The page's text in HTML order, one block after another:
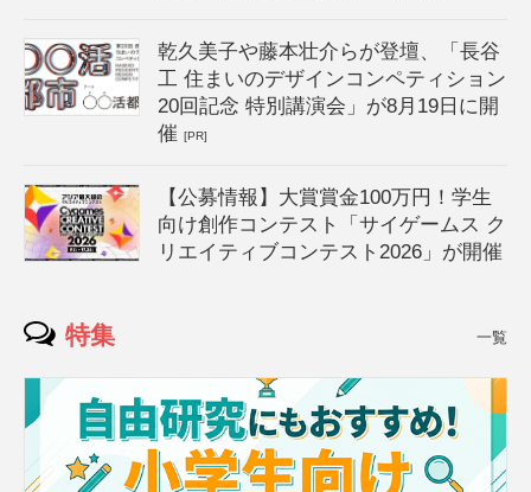
乾久美子や藤本壮介らが登壇、「長谷
工 住まいのデザインコンペティション
20回記念 特別講演会」が8月19日に開
催[PR]
【公募情報】大賞賞金100万円！学生
向け創作コンテスト「サイゲームス ク
リエイティブコンテスト2026」が開催
特集 一覧